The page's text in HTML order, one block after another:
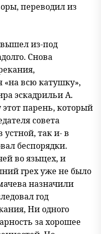
переводил из
из-под
Снова
всю катушку»,
эскадрильи А.
парень, который
совета
так и- в
беспорядки.
во языцех, и
грех уже не было
назначили
год
Ни одного
за хорошее